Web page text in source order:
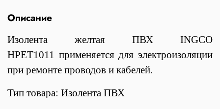
Описание
Изолента желтая ПВХ INGCO
HPET1011 применяется для электроизоляции
при ремонте проводов и кабелей.
Тип товара: Изолента ПВХ